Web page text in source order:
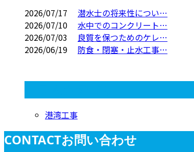
2026/07/17
潜水士の将来性につい…
2026/07/10
水中でのコンクリート…
2026/07/03
良質を保つためのケレ…
2026/06/19
防食・閉塞・止水工事…
港湾工事
CONTACTお問い合わせ